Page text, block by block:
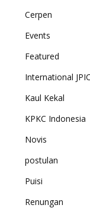
Cerpen
Events
Featured
International JPIC
Kaul Kekal
KPKC Indonesia
Novis
postulan
Puisi
Renungan